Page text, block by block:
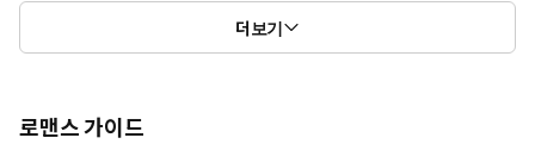
4권: 96화 ~ 128화
더보기
로맨스 가이드